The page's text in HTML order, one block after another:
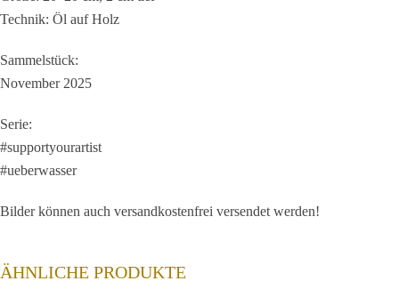
Menge
Technik: Öl auf Holz
Sammelstück:
November 2025
Serie:
#supportyourartist
#ueberwasser
Bilder können auch versandkostenfrei versendet werden!
ÄHNLICHE PRODUKTE